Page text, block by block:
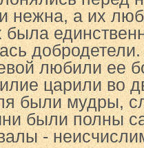
нежна, а их
добродетели.
любили ее
царили во
были мудры,
были полны
-